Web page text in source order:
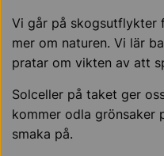
Vi går på
mer om naturen. Vi lär
pratar om vikten av att
Solceller på taket ger
kommer odla grönsaker
smaka på.